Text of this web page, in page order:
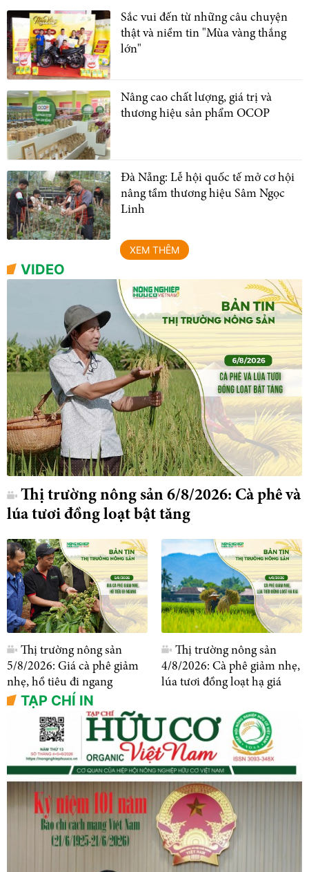
Sắc vui đến từ những câu chuyện
thật và niềm tin "Mùa vàng thắng
lớn"
Nâng cao chất lượng, giá trị và
thương hiệu sản phẩm OCOP
Đà Nẵng: Lễ hội quốc tế mở cơ hội
nâng tầm thương hiệu Sâm Ngọc
Linh
XEM THÊM
VIDEO
Thị trường nông sản 6/8/2026: Cà phê và
lúa tươi đồng loạt bật tăng
Thị trường nông sản
5/8/2026: Giá cà phê giảm
nhẹ, hồ tiêu đi ngang
Thị trường nông sản
4/8/2026: Cà phê giảm nhẹ,
lúa tươi đồng loạt hạ giá
TẠP CHÍ IN